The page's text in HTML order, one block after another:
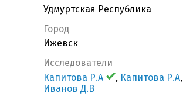
Удмуртская Республика
Город
Ижевск
Исследователи
Капитова Р.А
, Капитова Р.А,
Иванов Д.В